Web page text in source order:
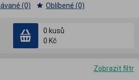
0 kusů
0 Kč
(0)
Oblíbené (0)
Zobrazit filtr